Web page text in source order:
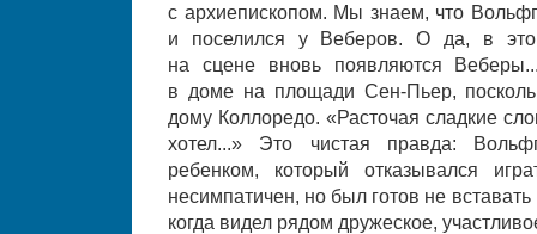
с архиепископом. Мы знаем, что
и поселился у Веберов. О да, в
на сцене вновь появляются
в доме на площади Сен-Пьер,
дому Коллоредо. «Расточая сладкие
хотел...» Это чистая правда:
ребенком, который отказывался
несимпатичен, но был готов не
когда видел рядом дружеское,